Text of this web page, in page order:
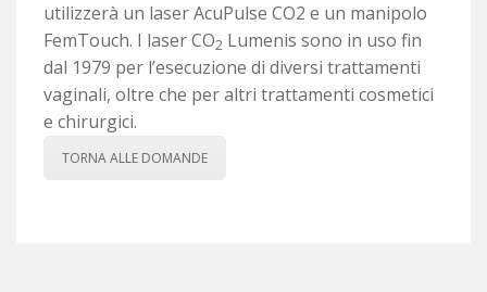
utilizzerà un laser AcuPulse CO2 e un manipolo
FemTouch. I laser CO2 Lumenis sono in uso fin
dal 1979 per l’esecuzione di diversi trattamenti
vaginali, oltre che per altri trattamenti cosmetici
e chirurgici.
TORNA ALLE DOMANDE